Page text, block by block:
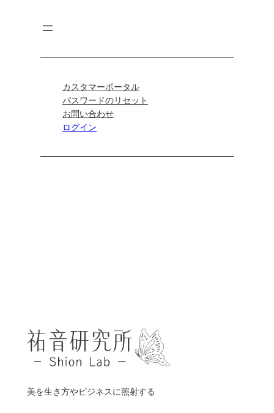
カスタマーポータル
パスワードのリセット
お問い合わせ
ログイン
美を生き方やビジネスに照射する